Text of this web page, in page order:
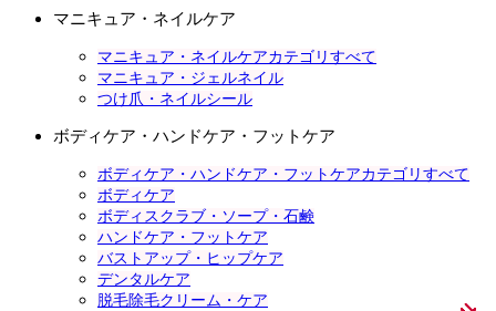
マニキュア・ネイルケア
マニキュア・ネイルケアカテゴリすべて
マニキュア・ジェルネイル
つけ爪・ネイルシール
ボディケア・ハンドケア・フットケア
ボディケア・ハンドケア・フットケアカテゴリすべて
ボディケア
ボディスクラブ・ソープ・石鹸
ハンドケア・フットケア
バストアップ・ヒップケア
デンタルケア
脱毛除毛クリーム・ケア